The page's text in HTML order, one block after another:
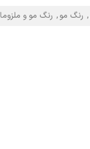
, رنگ مو, رنگ مو و